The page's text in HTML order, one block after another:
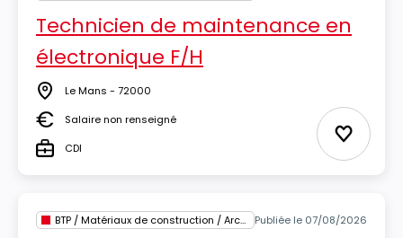
Technicien de maintenance en
électronique F/H
Lieu Le Mans - 72000
SalaireSalaire non renseigné
TypeCDI Ajouter
BTP / Matériaux de construction / Architecture Publiée le 07/08/2026